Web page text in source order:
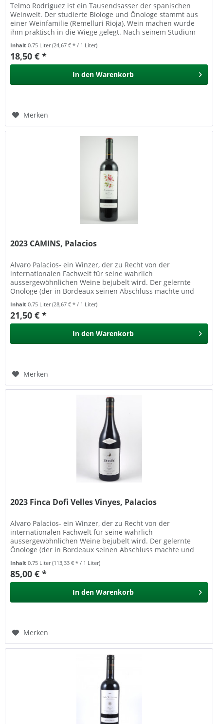
Telmo Rodriguez ist ein Tausendsasser der spanischen
Weinwelt. Der studierte Biologe und Önologe stammt aus
einer Weinfamilie (Remelluri Rioja), Wein machen wurde
ihm praktisch in die Wiege gelegt. Nach seinem Studium
Inhalt0.75 Liter(24,67 € * / 1 Liter)
18,50 € *
In den Warenkorb
Merken
2023 CAMINS, Palacios
Alvaro Palacios- ein Winzer, der zu Recht von der
internationalen Fachwelt für seine wahrlich
aussergewöhnlichen Weine bejubelt wird. Der gelernte
Önologe (der in Bordeaux seinen Abschluss machte und
Inhalt0.75 Liter(28,67 € * / 1 Liter)
21,50 € *
In den Warenkorb
Merken
2023 Finca Dofi Velles Vinyes, Palacios
Alvaro Palacios- ein Winzer, der zu Recht von der
internationalen Fachwelt für seine wahrlich
aussergewöhnlichen Weine bejubelt wird. Der gelernte
Önologe (der in Bordeaux seinen Abschluss machte und
Inhalt0.75 Liter(113,33 € * / 1 Liter)
85,00 € *
In den Warenkorb
Merken